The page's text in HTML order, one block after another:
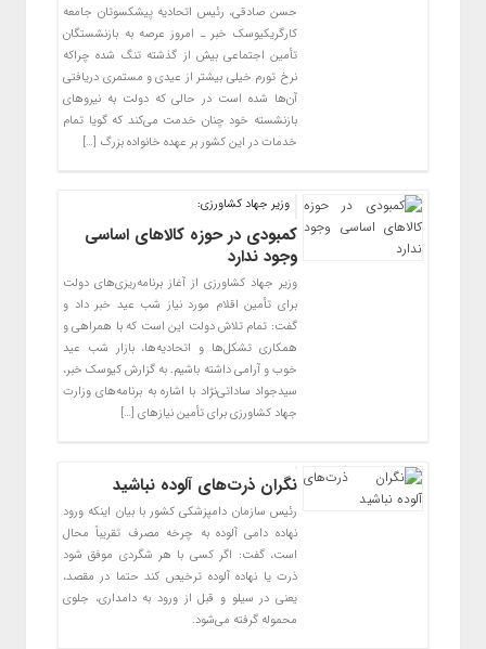
حسن صادقی، رئیس اتحادیه پیشکسوتان جامعه
کارگریکیوسک خبر ـ امروز عرصه به بازنشستگان
تأمین اجتماعی بیش از گذشته تنگ شده چراکه
نرخ تورم خیلی بیشتر از عیدی و مستمری دریافتی
آن‌ها شده است در حالی که دولت به نیرو‌های
بازنشسته خود چنان خدمت می‌کند که گویا تمام
خدمات در این کشور بر عهده خانواده بزرگ […]
وزیر جهاد کشاورزی:
کمبودی در حوزه کالاهای اساسی
وجود ندارد
وزیر جهاد کشاورزی از آغاز برنامه‌ریزی‌های دولت
برای تأمین اقلام مورد نیاز شب عید خبر داد و
گفت: تمام تلاش دولت این است که با همراهی و
همکاری تشکل‌ها و اتحادیه‌ها، بازار شب عید
خوب و آرامی داشته باشیم. به گزارش کیوسک خبر،
سیدجواد ساداتی‌نژاد با اشاره به برنامه‌های وزارت
جهاد کشاورزی برای تأمین نیازهای […]
نگران ذرت‌های آلوده نباشید
رئیس سازمان دامپزشکی کشور با بیان اینکه ورود
نهاده دامی آلوده به چرخه مصرف تقریباً محال
است، گفت: اگر کسی با هر شگردی موفق شود
ذرت یا نهاده آلوده ترخیص کند حتما در مقصد،
یعنی در سیلو و قبل از ورود به دامداری، جلوی
محموله گرفته می‌شود.